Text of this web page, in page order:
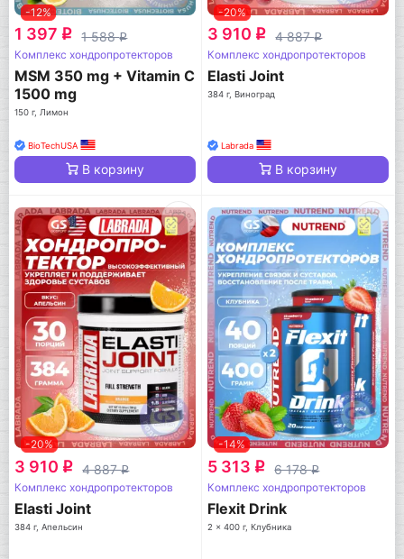
-12%
1 397 q 1 588q
Комплекс хондропротекторов
MSM 350 mg + Vitamin C
1500 mg
150 г, Лимон
BioTechUSA
В корзину
-20%
3 910 q 4 887q
Комплекс хондропротекторов
Elasti Joint
384 г, Виноград
Labrada
В корзину
-20%
3 910 q 4 887q
Комплекс хондропротекторов
Elasti Joint
384 г, Апельсин
-14%
5 313 q 6 178q
Комплекс хондропротекторов
Flexit Drink
2 x 400 г, Клубника